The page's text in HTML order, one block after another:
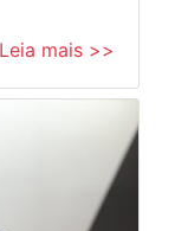
Leia mais >>